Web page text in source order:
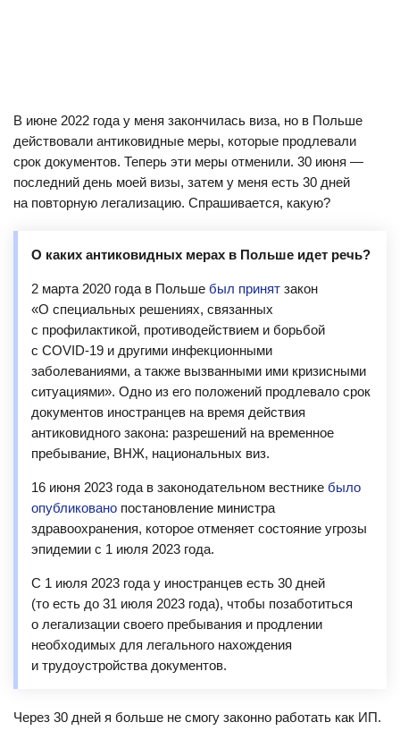
В июне 2022 года у меня закончилась виза, но в Польше
действовали антиковидные меры, которые продлевали
срок документов. Теперь эти меры отменили. 30 июня —
последний день моей визы, затем у меня есть 30 дней
на повторную легализацию. Спрашивается, какую?
О каких антиковидных мерах в Польше идет речь?
2 марта 2020 года в Польше был принят закон
«О специальных решениях, связанных
с профилактикой, противодействием и борьбой
с COVID-19 и другими инфекционными
заболеваниями, а также вызванными ими кризисными
ситуациями». Одно из его положений продлевало срок
документов иностранцев на время действия
антиковидного закона: разрешений на временное
пребывание, ВНЖ, национальных виз.
16 июня 2023 года в законодательном вестнике было
опубликовано постановление министра
здравоохранения, которое отменяет состояние угрозы
эпидемии с 1 июля 2023 года.
С 1 июля 2023 года у иностранцев есть 30 дней
(то есть до 31 июля 2023 года), чтобы позаботиться
о легализации своего пребывания и продлении
необходимых для легального нахождения
и трудоустройства документов.
Через 30 дней я больше не смогу законно работать как ИП.